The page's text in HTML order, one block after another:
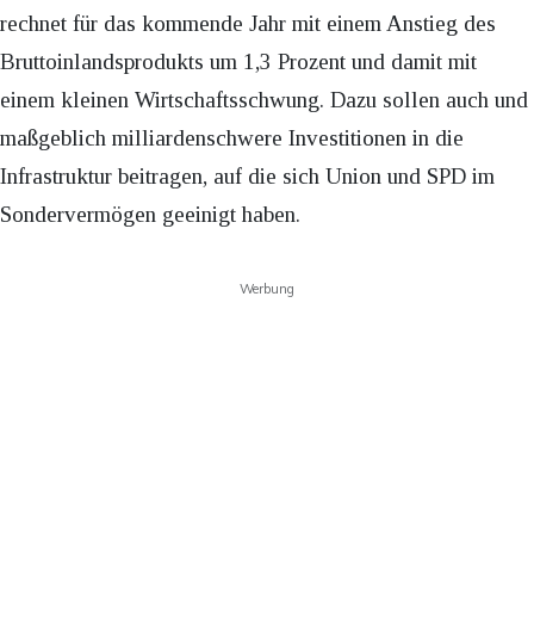
rechnet für das kommende Jahr mit einem Anstieg des
Bruttoinlandsprodukts um 1,3 Prozent und damit mit
einem kleinen Wirtschaftsschwung. Dazu sollen auch und
maßgeblich milliardenschwere Investitionen in die
Infrastruktur beitragen, auf die sich Union und SPD im
Sondervermögen geeinigt haben.
Werbung